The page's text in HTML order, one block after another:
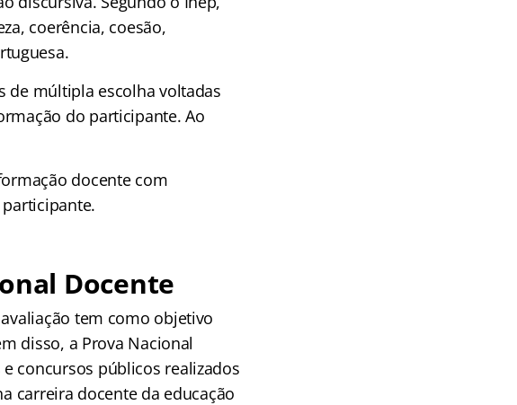
coerência, coesão,
de múltipla escolha voltadas
do participante. Ao
docente com
Docente
tem como objetivo
disso, a Prova Nacional
concursos públicos realizados
carreira docente da educação